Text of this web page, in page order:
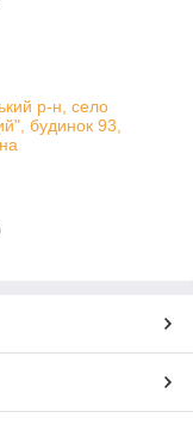
р-н, село
будинок 93,